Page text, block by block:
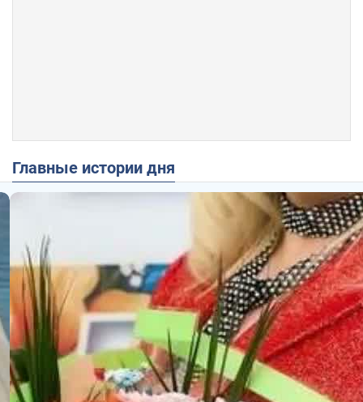
Главные истории дня